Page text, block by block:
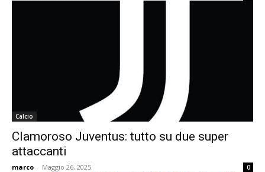
Calcio
Clamoroso Juventus: tutto su due super
attaccanti
marco - Maggio 26, 2025 0